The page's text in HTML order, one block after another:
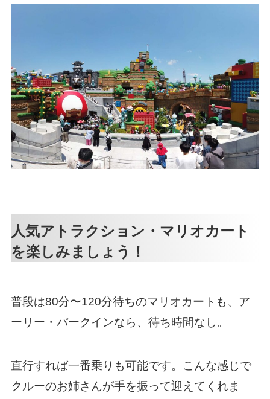
人気アトラクション・マリオカート
を楽しみましょう！
普段は80分〜120分待ちのマリオカートも、ア
ーリー・パークインなら、待ち時間なし。
直行すれば一番乗りも可能です。こんな感じで
クルーのお姉さんが手を振って迎えてくれま